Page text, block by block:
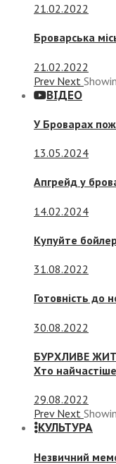
21.02.2022
Броварська
21.02.2022
Prev Next
ВІДЕО
У Броварах
13.05.2024
Апгрейд у
14.02.2024
Купуйте
31.08.2022
Готовність до
30.08.2022
БУРХЛИВЕ
Хто
29.08.2022
Prev Next
КУЛЬТУРА
Незвичний